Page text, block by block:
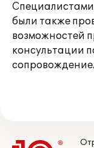
Специалистами
были также
возможностей
консультации
сопровождение.